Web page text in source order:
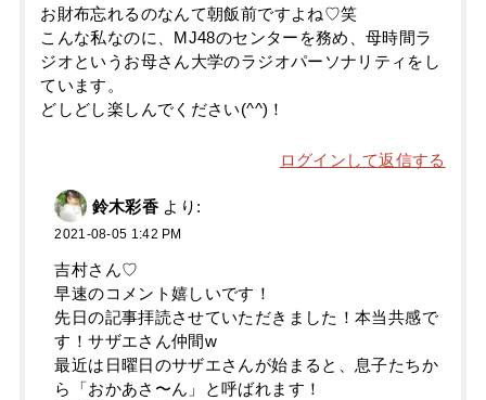
お財布忘れるのなんて朝飯前ですよね♡笑
こんな私なのに、MJ48のセンターを務め、母時間ラ
ジオというお母さん大学のラジオパーソナリティをし
ています。
どしどし楽しんでください(^^)！
ログインして返信する
鈴木彩香 より:
2021-08-05 1:42 PM
吉村さん♡
早速のコメント嬉しいです！
先日の記事拝読させていただきました！本当共感で
す！サザエさん仲間w
最近は日曜日のサザエさんが始まると、息子たちか
ら「おかあさ〜ん」と呼ばれます！